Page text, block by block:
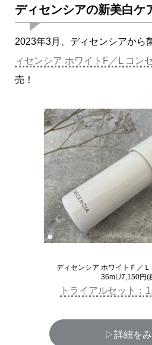
ディセンシアの新美白ケ
2023年3月、ディセンシアから
ィセンシア ホワイトF／L コン
売！
ディセンシア ホワイトＦ／
36mL/7,150円(
トライアルセット：
▷詳細を